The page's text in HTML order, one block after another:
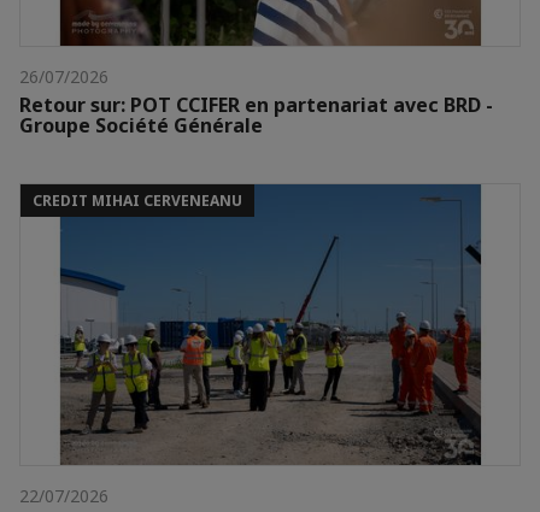
26/07/2026
Retour sur: POT CCIFER en partenariat avec BRD -
Groupe Société Générale
CREDIT MIHAI CERVENEANU
22/07/2026